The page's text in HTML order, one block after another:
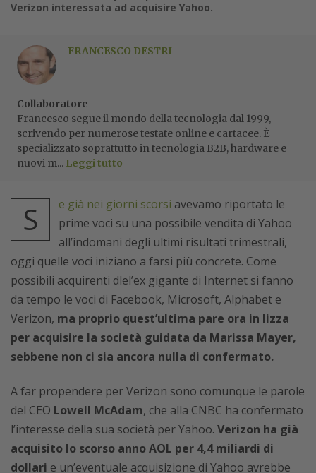
Verizon interessata ad acquisire Yahoo.
FRANCESCO DESTRI
Collaboratore
Francesco segue il mondo della tecnologia dal 1999,
scrivendo per numerose testate online e cartacee. È
specializzato soprattutto in tecnologia B2B, hardware e
nuovi m... Leggi tutto
S e già nei giorni scorsi avevamo riportato le
prime voci su una possibile vendita di Yahoo
all’indomani degli ultimi risultati trimestrali,
oggi quelle voci iniziano a farsi più concrete. Come
possibili acquirenti dlel’ex gigante di Internet si fanno
da tempo le voci di Facebook, Microsoft, Alphabet e
Verizon, ma proprio quest’ultima pare ora in lizza
per acquisire la società guidata da Marissa Mayer,
sebbene non ci sia ancora nulla di confermato.
A far propendere per Verizon sono comunque le parole
del CEO Lowell McAdam, che alla CNBC ha confermato
l’interesse della sua società per Yahoo. Verizon ha già
acquisito lo scorso anno AOL per 4,4 miliardi di
dollari e un’eventuale acquisizione di Yahoo avrebbe